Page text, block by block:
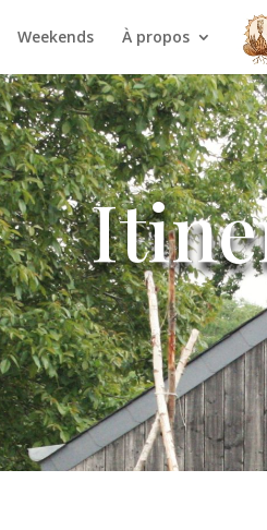
Weekends À propos